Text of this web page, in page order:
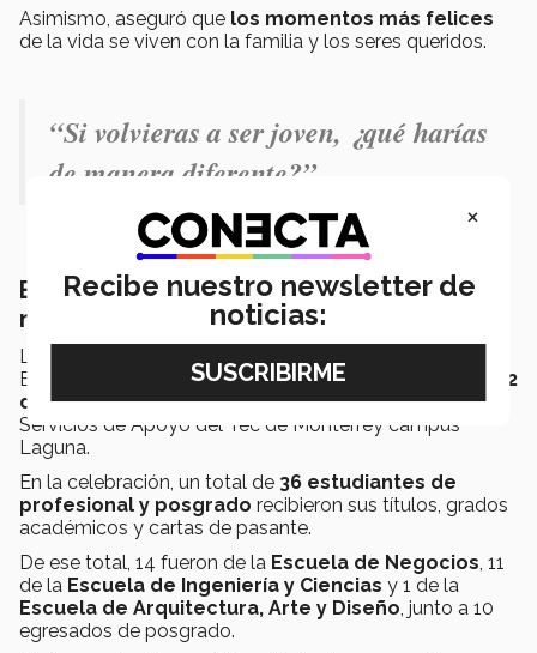
Asimismo, aseguró que los momentos más felices
de la vida se viven con la familia y los seres queridos.
“Si volvieras a ser joven, ¿qué harías
de manera diferente?”
El Tec de Monterrey campus Laguna tiene
nuevos EXATEC
La ceremonia de
EXATEC escucharon las ideas anteriores se celebró el
12
de diciembre de 2023en el vestíbulo del Edificio
Servicios de Apoyo del Tec de Monterrey campus
Laguna.
En la celebración, un total de 36 estudiantes de
profesional y posgrado recibieron sus títulos, grados
académicos y cartas de pasante.
De ese total, 14 fueron de la Escuela de Negocios, 11
de la Escuela de Ingeniería y Ciencias y 1 de la
Escuela de Arquitectura, Arte y Diseño, junto a 10
egresados de posgrado.
×
Recibe nuestro newsletter de
noticias: